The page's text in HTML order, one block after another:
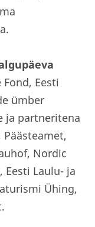
Eesti
ümber
ja partneritena
Nordic
Eesti Laulu- ja
Ühing,